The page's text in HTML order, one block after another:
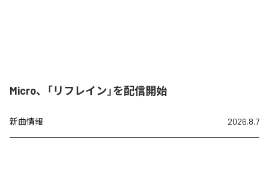
Micro、「リフレイン」を配信開始
新曲情報 2026.8.7